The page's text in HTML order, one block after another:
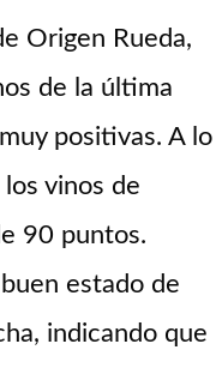
Origen Rueda,
de la última
positivas. A lo
vinos de
90 puntos.
estado de
indicando que